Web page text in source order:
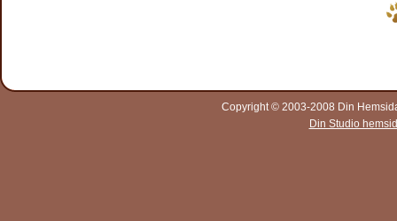
Copyright © 2003-2008 Din
Din Studio